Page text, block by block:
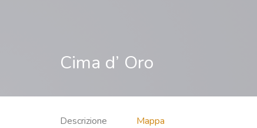
Cima d’ Oro
Descrizione Mappa